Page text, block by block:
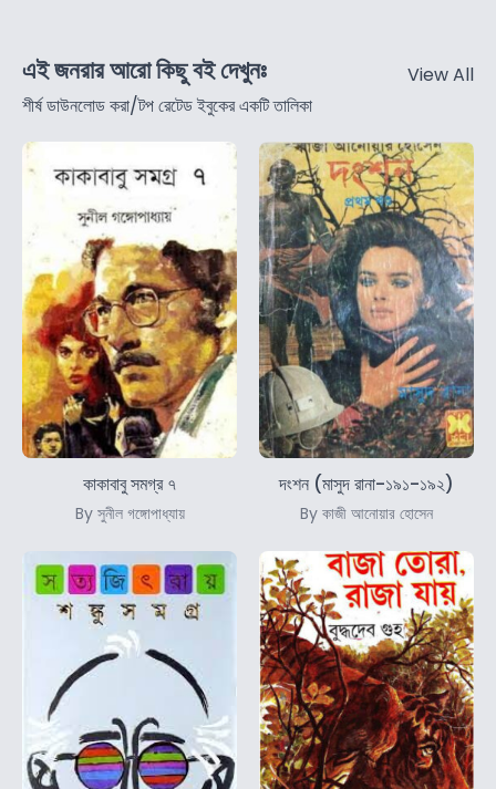
এই জনরার আরো কিছু বই দেখুনঃ
শীর্ষ ডাউনলোড করা/টপ রেটেড ইবুকের একটি তালিকা
View All
কাকাবাবু সমগ্র ৭
By সুনীল গঙ্গোপাধ্যায়
দংশন (মাসুদ রানা-১৯১-১৯২)
By কাজী আনোয়ার হোসেন